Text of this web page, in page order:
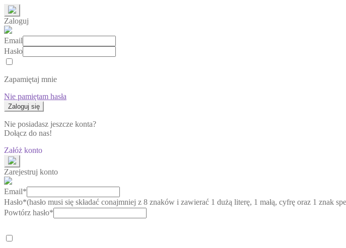
Zaloguj
Email
Hasło
Zapamiętaj mnie
Nie pamiętam hasła
Nie posiadasz jeszcze konta?
Dołącz do nas!
Załóż konto
Zarejestruj konto
Email*
Hasło*(hasło musi się składać conajmniej z 8 znaków i zawierać 1 dużą literę, 1 małą, cyfrę oraz 1 znak
Powtórz hasło*